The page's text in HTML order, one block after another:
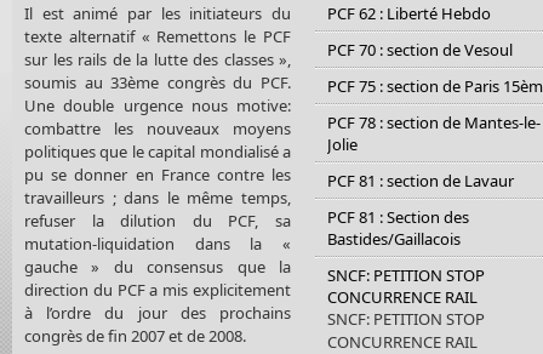
Il est animé par les initiateurs du
texte alternatif « Remettons le PCF
sur les rails de la lutte des classes »,
soumis au 33ème congrès du PCF.
Une double urgence nous motive:
combattre les nouveaux moyens
politiques que le capital mondialisé a
pu se donner en France contre les
travailleurs ; dans le même temps,
refuser la dilution du PCF, sa
mutation-liquidation dans la «
gauche » du consensus que la
direction du PCF a mis explicitement
à l’ordre du jour des prochains
congrès de fin 2007 et de 2008.
PCF 62 : Liberté Hebdo
PCF 70 : section de Vesoul
PCF 75 : section de Paris
PCF 78 : section de Mantes-le-
Jolie
PCF 81 : section de Lavaur
PCF 81 : Section des
Bastides/Gaillacois
SNCF: PETITION STOP
CONCURRENCE RAIL
SNCF: PETITION STOP
CONCURRENCE RAIL